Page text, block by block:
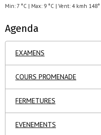
Min: 7 °C | Max: 9 °C | Vent: 4 kmh 148°
Agenda
EXAMENS
COURS PROMENADE
FERMETURES
EVENEMENTS